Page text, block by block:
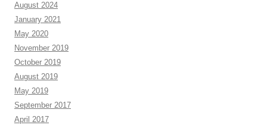
August 2024
January 2021
May 2020
November 2019
October 2019
August 2019
May 2019
September 2017
April 2017